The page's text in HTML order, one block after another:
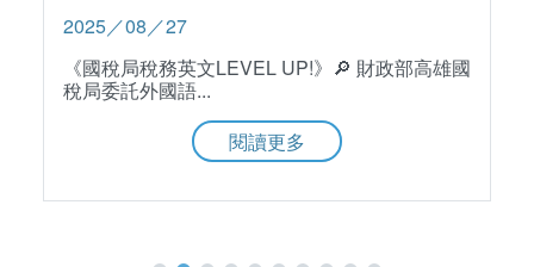
2025／08／27
《國稅局稅務英文LEVEL UP!》🔎​ 財政部高雄國
稅局委託外國語...
閱讀更多